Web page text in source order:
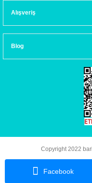
Facebook
Alışveriş
Blog
Copyright 2022
Kredi kartı bilgileriniz